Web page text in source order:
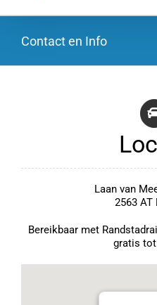
Contact en Info
Laan van
2563 AT
Bereikbaar met
gratis